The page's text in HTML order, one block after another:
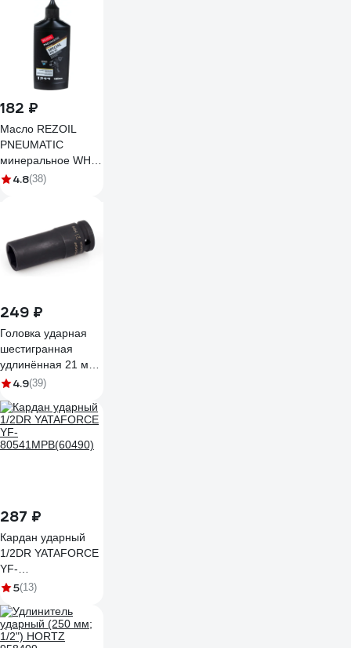
Steel AV-700220
182 ₽
Масло REZOIL
PNEUMATIC
минеральное WH-
45 0.1 л Rezer
4.8(38)
249 ₽
Головка ударная
шестигранная
удлинённая 21 мм
1/2" Дело Техники
4.9(39)
287 ₽
Кардан ударный
1/2DR YATAFORCE
YF-
80541MPB(60490)
5(13)